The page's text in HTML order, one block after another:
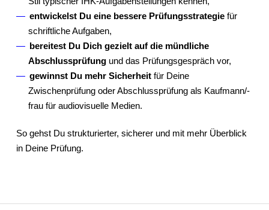
entwickelst Du eine bessere Prüfungsstrategiefür
schriftliche Aufgaben,
bereitest Du Dich gezielt auf die mündliche
Abschlussprüfung und das Prüfungsgespräch vor,
gewinnst Du mehr Sicherheitfür Deine
Zwischenprüfung oder Abschlussprüfung als Kaufmann/-
frau für audiovisuelle Medien.
So gehst Du strukturierter, sicherer und mit mehr Überblick
in Deine Prüfung.